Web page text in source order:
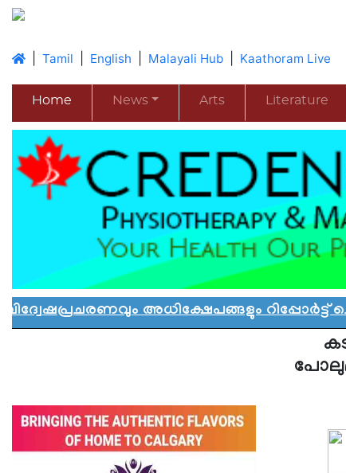
|Tamil English Malayali Hub Kaathoram Live
Home News Arts Literature
അധിക്ഷേപങ്ങളും റിപ്പോർട്ട്